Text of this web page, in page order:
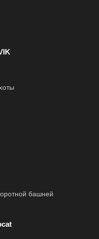
башней